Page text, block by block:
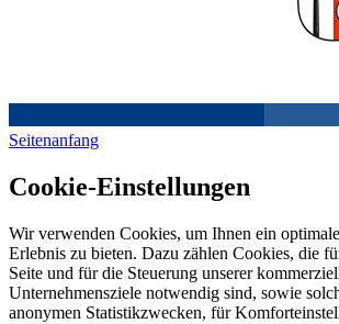
Seitenanfang
Cookie-Einstellungen
Wir verwenden Cookies, um Ihnen ein
Erlebnis zu bieten. Dazu zählen Cookies, die
Seite und für die Steuerung unserer
Unternehmensziele notwendig sind, sowie
anonymen Statistikzwecken, für